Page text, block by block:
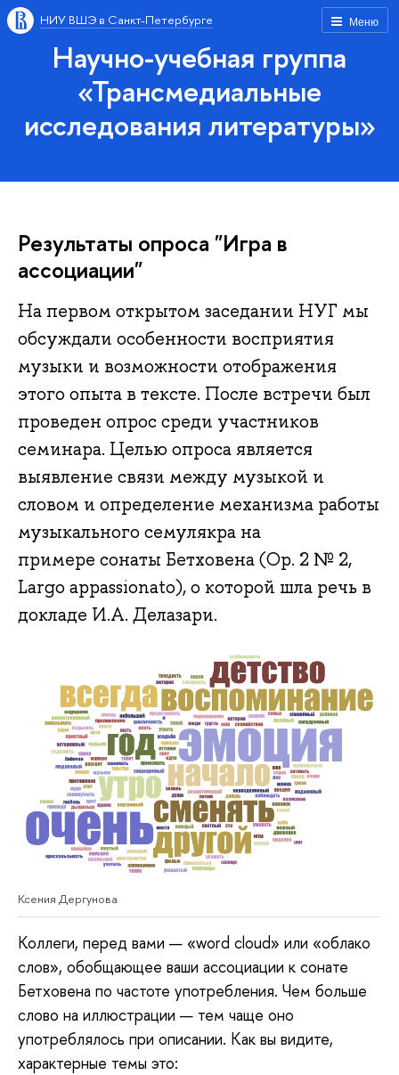
Меню
НИУ ВШЭ в Санкт-Петербурге
Научно-учебная группа
«Трансмедиальные
исследования литературы»
Результаты опроса "Игра в
ассоциации"
На первом открытом заседании НУГ мы
обсуждали особенности восприятия
музыки и возможности отображения
этого опыта в тексте. После встречи был
проведен опрос среди участников
семинара. Целью опроса является
выявление связи между музыкой и
словом и определение механизма работы
музыкального семулякра на
примере сонаты Бетховена (Op. 2 № 2,
Largo appassionato), о которой шла речь в
докладе И.А. Делазари.
Ксения Дергунова
Коллеги, перед вами — «word cloud» или «облако
слов», обобщающее ваши ассоциации к сонате
Бетховена по частоте употребления. Чем больше
слово на иллюстрации — тем чаще оно
употреблялось при описании. Как вы видите,
характерные темы это: